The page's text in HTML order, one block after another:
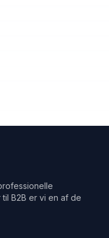
B2B er vi en af de